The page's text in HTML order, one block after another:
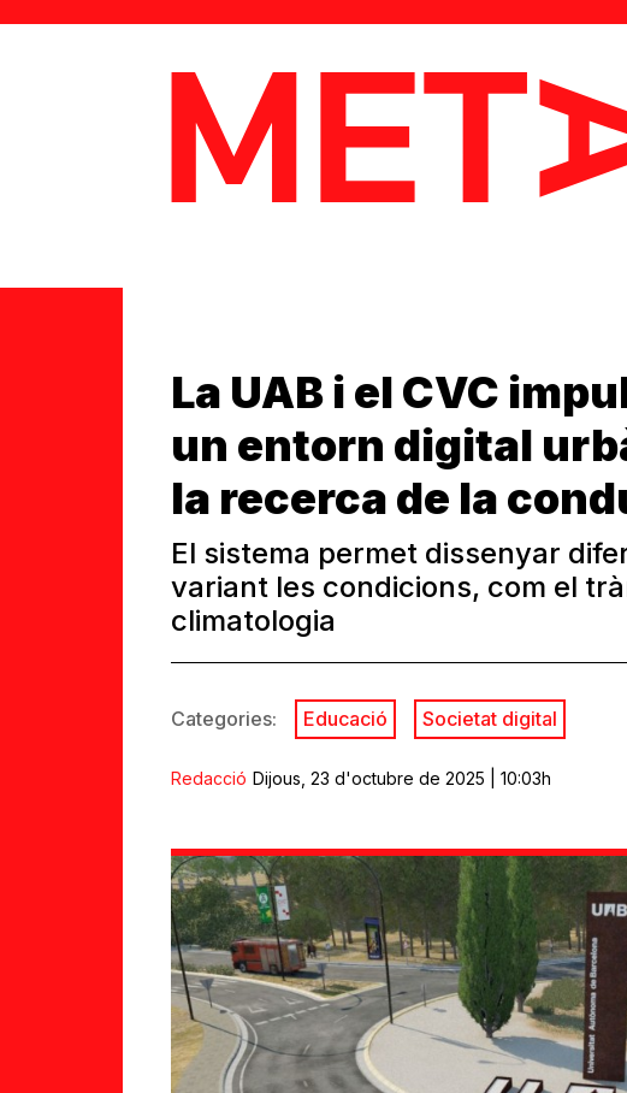
MetaData
La UAB i el CVC
un entorn digital
la recerca de la
El sistema permet dissenyar
variant les condicions, com el
climatologia
Categories: Educació Societat digital
Redacció Dijous, 23 d'octubre de 2025 | 10:03h